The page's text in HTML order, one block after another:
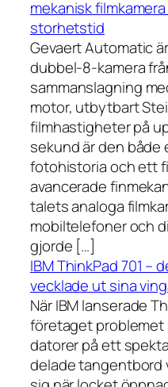
mekanisk
storhetstid
Gevaert Automatic
dubbel-8-kamera
sammanslagning
motor, utbytbart
filmhastigheter på
sekund är den
fotohistoria och ett
avancerade
talets analoga
mobiltelefoner och
gjorde […]
IBM ThinkPad 701 –
vecklade ut sina
När IBM lanserade
företaget problemet
datorer på ett
delade tangentbord